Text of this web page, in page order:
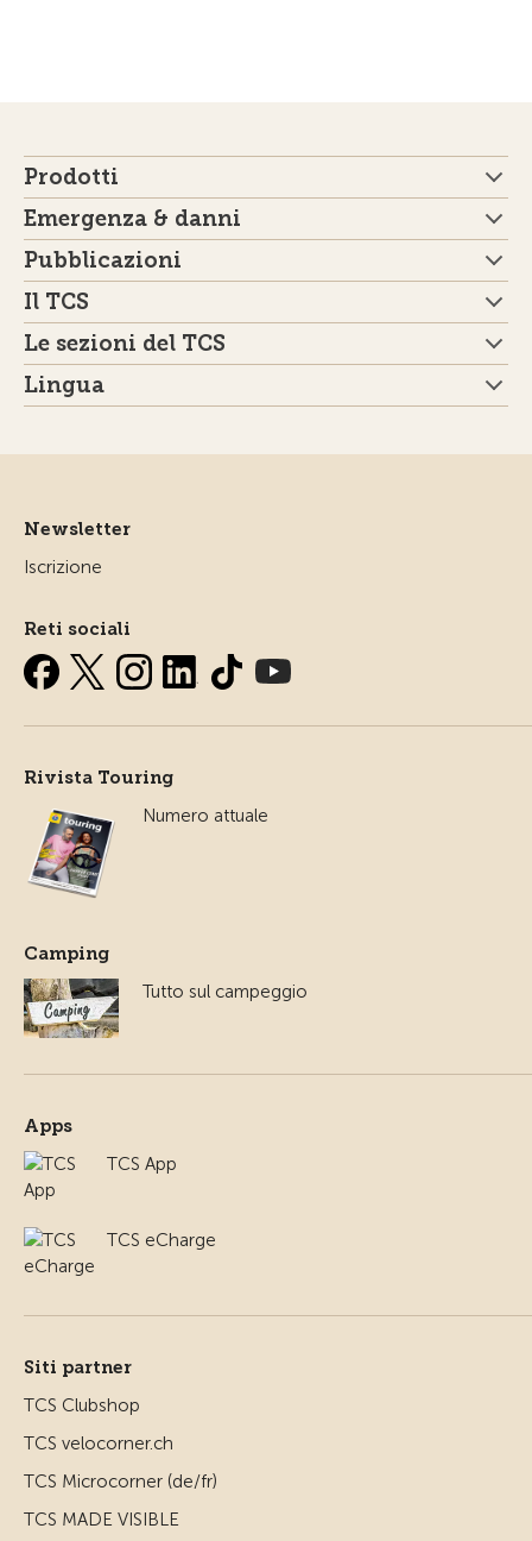
Prodotti
Emergenza & danni
Pubblicazioni
Il TCS
Le sezioni del TCS
Lingua
Newsletter
Iscrizione
Reti sociali
Rivista Touring
Numero attuale
Camping
Tutto sul campeggio
Apps
TCS App
TCS eCharge
Siti partner
TCS Clubshop
TCS velocorner.ch
TCS Microcorner (de/fr)
TCS MADE VISIBLE